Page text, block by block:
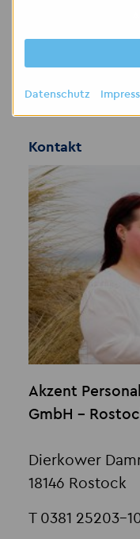
Kontakt
Akzent
GmbH -
Dierkower
18146 Rostock
T 0381 25203-
Datenschutz